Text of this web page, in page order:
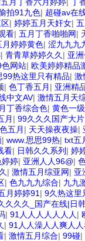
拍91九色| 超碰av在
| 婷婷五月天奸女|
看| 五月丁香啪啪网|
月婷婷黄色| 涩九九九
| 青青草婷婷久久 | 亚
色网站| 欧美婷婷精品
99热这里只有精品| 激
| 色丁香五月 | 亚洲精
中文AV| 激情五月天
丁香综合色| 黄色一
月 | 99久久久国产大片
五月 | 天天操夜夜操|
| www.思思99热| txt五
看| 日韩久久系列 | 婷
婷| 亚洲人人96@|
| 激情五月综亚网| 亚
| 色九九九综合| 九九
月婷婷91 | 9久热这里
久久久_国产在线|日
| 91人人人人人人人 |
| 91人人澡人人爽人
| 激情五月综合| 99碰|